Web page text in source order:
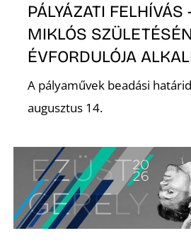
PÁLYÁZATI FELHÍVÁS
MIKLÓS
ÉVFORDULÓJA
A pályaművek beadási
augusztus 14.